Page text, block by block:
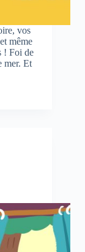
vos
même
! Foi de
mer. Et